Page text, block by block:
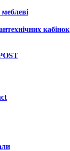
кабінок